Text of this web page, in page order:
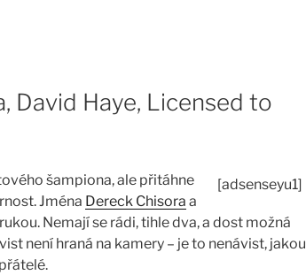
David Haye, Licensed to
[adsenseyu1]
šampiona, ale přitáhne
Jména Dereck Chisora a
Nemají se rádi, tihle dva, a dost možná
není hraná na kamery – je to nenávist, jakou